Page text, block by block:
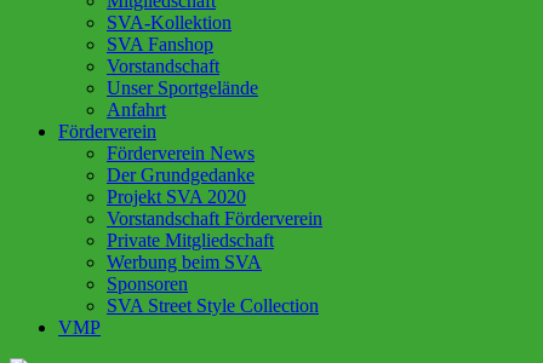
SVA-Kollektion
SVA Fanshop
Vorstandschaft
Unser Sportgelände
Anfahrt
Förderverein
Förderverein News
Der Grundgedanke
Projekt SVA 2020
Vorstandschaft Förderverein
Private Mitgliedschaft
Werbung beim SVA
Sponsoren
SVA Street Style Collection
VMP